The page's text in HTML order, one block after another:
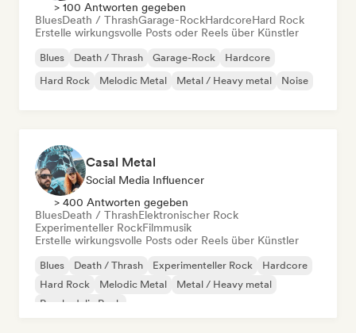
> 100 Antworten gegeben
BluesDeath / ThrashGarage-RockHardcoreHard Rock
Erstelle wirkungsvolle Posts oder Reels über Künstler
Blues Death / Thrash Garage-Rock
Hardcore
Hard Rock
Melodic Metal Metal / Heavy metal Noise
Casal Metal
Social Media Influencer
> 400 Antworten gegeben
BluesDeath / ThrashElektronischer Rock
Experimenteller RockFilmmusik
Erstelle wirkungsvolle Posts oder Reels über Künstler
Blues Death / Thrash Experimenteller Rock
Hardcore
Hard Rock
Melodic Metal
Metal / Heavy metal
Psychedelic Rock